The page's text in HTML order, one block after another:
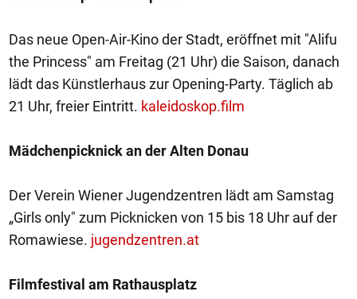
Das neue Open-Air-Kino der Stadt, eröffnet mit "Alifu
the Princess" am Freitag (21 Uhr) die Saison, danach
lädt das Künstlerhaus zur Opening-Party. Täglich ab
21 Uhr, freier Eintritt. kaleidoskop.film
Mädchenpicknick an der Alten Donau
Der Verein Wiener Jugendzentren lädt am Samstag
„Girls only" zum Picknicken von 15 bis 18 Uhr auf der
Romawiese. jugendzentren.at
Filmfestival am Rathausplatz